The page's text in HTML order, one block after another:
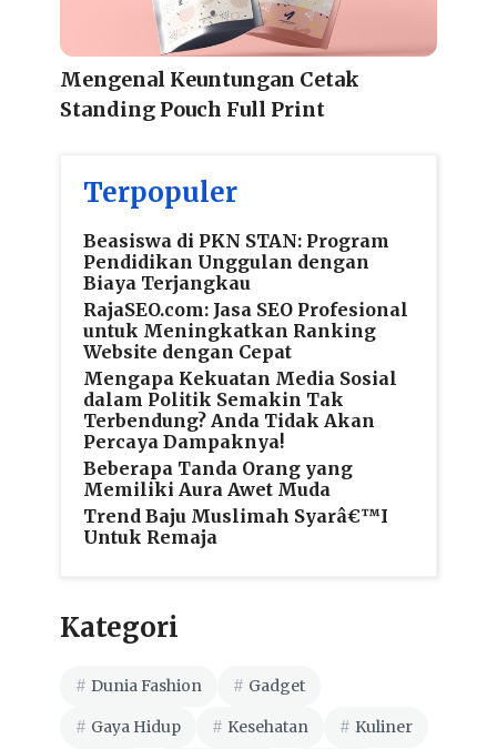
Mengenal Keuntungan Cetak
Standing Pouch Full Print
Terpopuler
Beasiswa di PKN STAN: Program
Pendidikan Unggulan dengan
Biaya Terjangkau
RajaSEO.com: Jasa SEO Profesional
untuk Meningkatkan Ranking
Website dengan Cepat
Mengapa Kekuatan Media Sosial
dalam Politik Semakin Tak
Terbendung? Anda Tidak Akan
Percaya Dampaknya!
Beberapa Tanda Orang yang
Memiliki Aura Awet Muda
Trend Baju Muslimah Syarâ€™I
Untuk Remaja
Kategori
Dunia Fashion Gadget
Gaya Hidup Kesehatan Kuliner